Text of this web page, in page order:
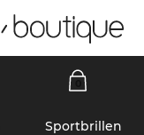
Sportbrillen